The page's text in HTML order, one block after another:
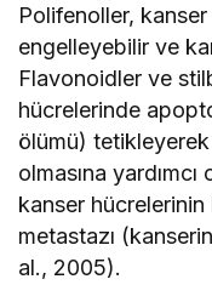
Polifenoller, kanser
engelleyebilir ve
Flavonoidler ve
hücrelerinde
ölümü)
olmasına
kanser
metastazı
al., 2005).